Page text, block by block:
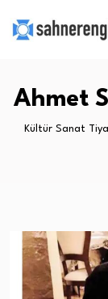
Ahmet
Kültür Sanat